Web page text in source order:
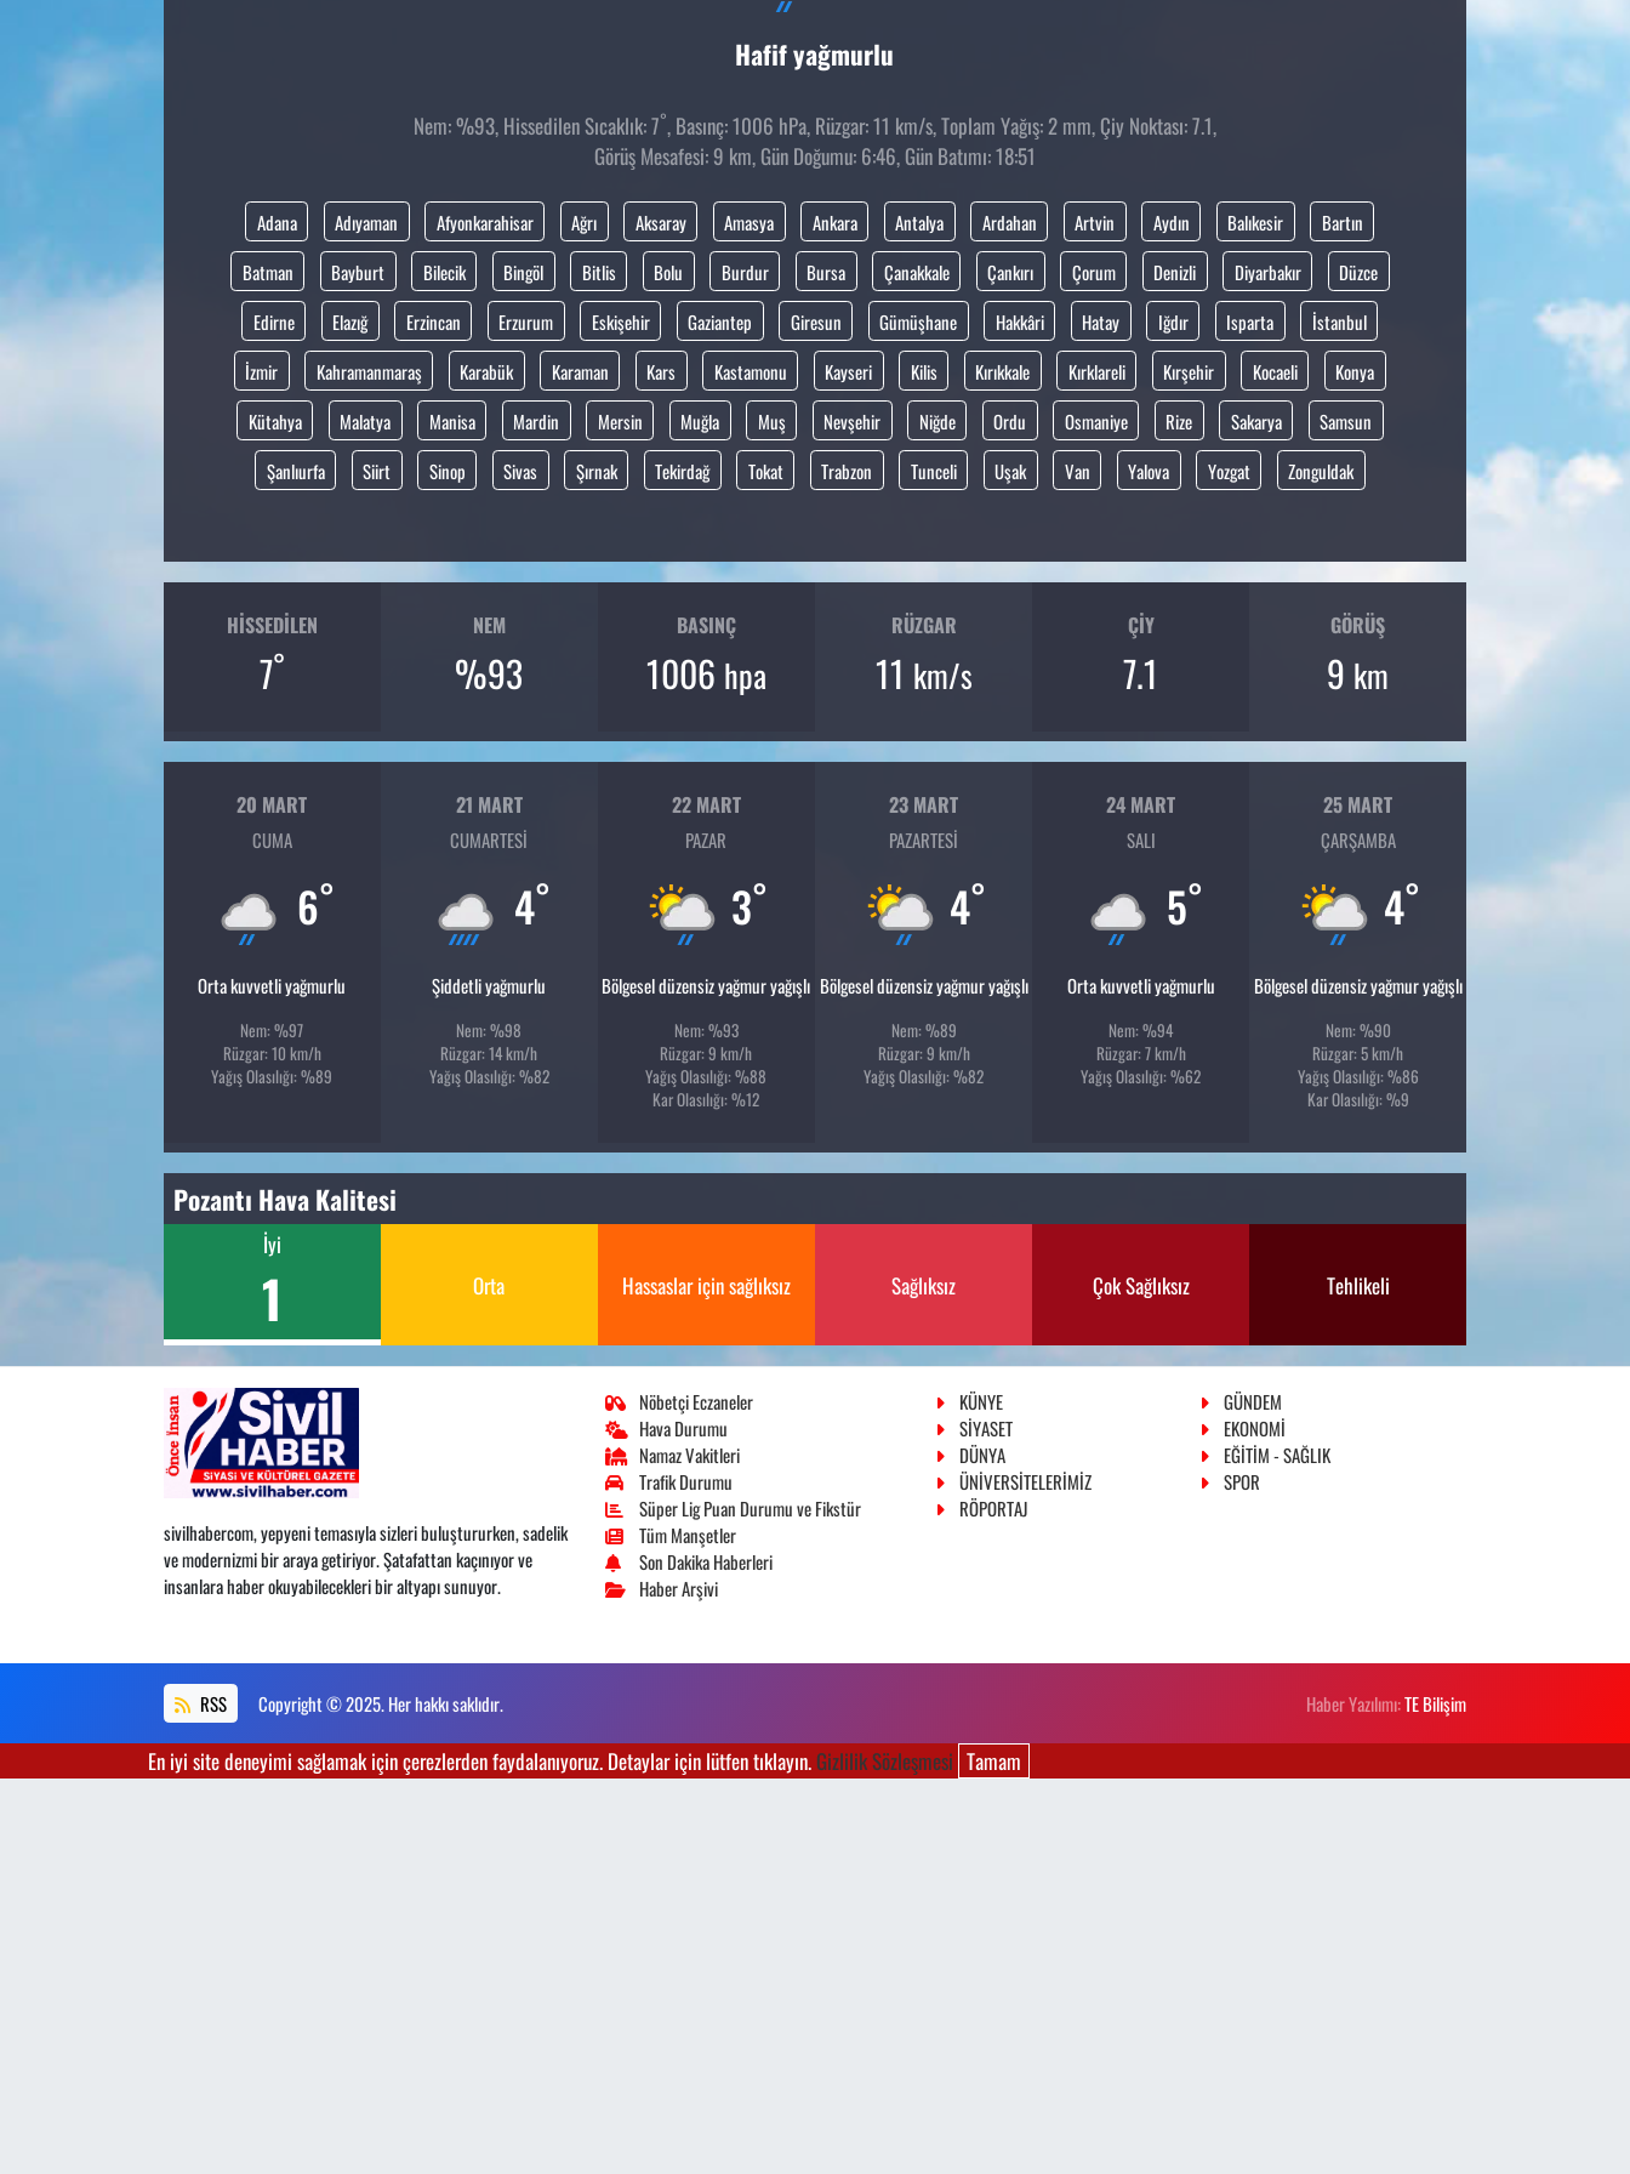
Hafif yağmurlu
Nem: %93, Hissedilen Sıcaklık: 7°, Basınç: 1006 hPa, Rüzgar: 11 km/s, Toplam Yağış: 2 mm, Çiy Noktası: 7.1,
Görüş Mesafesi: 9 km, Gün Doğumu: 6:46, Gün Batımı: 18:51
Adana Adıyaman Afyonkarahisar Ağrı Aksaray Amasya Ankara Antalya Ardahan Artvin Aydın Balıkesir
Bartın
Batman
Bayburt Bilecik Bingöl Bitlis Bolu Burdur Bursa Çanakkale Çankırı Çorum Denizli Diyarbakır
Düzce
Edirne
Elazığ Erzincan Erzurum Eskişehir Gaziantep Giresun Gümüşhane Hakkâri Hatay Iğdır Isparta
İstanbul
İzmir
Kahramanmaraş Karabük Karaman Kars Kastamonu Kayseri Kilis Kırıkkale Kırklareli Kırşehir Kocaeli
Konya
Kütahya
Malatya Manisa Mardin Mersin Muğla Muş Nevşehir Niğde Ordu Osmaniye Rize Sakarya
Samsun
Şanlıurfa
Siirt Sinop Sivas Şırnak Tekirdağ Tokat Trabzon Tunceli Uşak Van Yalova Yozgat Zonguldak
HISSEDILEN
7°
NEM
%93
BASINÇ
1006 hpa
RÜZGAR
11 km/s
ÇIY
7.1
GÖRÜŞ
9 km
20 MART
CUMA
6°
Orta kuvvetli yağmurlu
Nem: %97
Rüzgar: 10 km/h
Yağış Olasılığı: %89
21 MART
CUMARTESI
4°
Şiddetli yağmurlu
Nem: %98
Rüzgar: 14 km/h
Yağış Olasılığı: %82
22 MART
PAZAR
3°
Bölgesel düzensiz yağmur yağışlı
Nem: %93
Rüzgar: 9 km/h
Yağış Olasılığı: %88
Kar Olasılığı: %12
23 MART
PAZARTESI
4°
Bölgesel düzensiz yağmur yağışlı
Nem: %89
Rüzgar: 9 km/h
Yağış Olasılığı: %82
24 MART
SALI
5°
Orta kuvvetli yağmurlu
Nem: %94
Rüzgar: 7 km/h
Yağış Olasılığı: %62
25 MART
ÇARŞAMBA
4°
Bölgesel düzensiz yağmur yağışlı
Nem: %90
Rüzgar: 5 km/h
Yağış Olasılığı: %86
Kar Olasılığı: %9
Pozantı Hava Kalitesi
İyi
1 Orta Hassaslar için sağlıksız Sağlıksız Çok Sağlıksız Tehlikeli
sivilhabercom, yepyeni temasıyla sizleri buluştururken, sadelik
ve modernizmi bir araya getiriyor. Şatafattan kaçınıyor ve
insanlara haber okuyabilecekleri bir altyapı sunuyor.
Nöbetçi Eczaneler
Hava Durumu
Namaz Vakitleri
Trafik Durumu
Süper Lig Puan Durumu ve Fikstür
Tüm Manşetler
Son Dakika Haberleri
Haber Arşivi
KÜNYE
GÜNDEM
SİYASET
EKONOMİ
DÜNYA
EĞİTİM - SAĞLIK
ÜNİVERSİTELERİMİZ
SPOR
RÖPORTAJ
RSS Copyright © 2025. Her hakkı saklıdır. Haber Yazılımı:TE Bilişim
En iyi site deneyimi sağlamak için çerezlerden faydalanıyoruz. Detaylar için lütfen tıklayın.Gizlilik Sözleşmesi Tamam